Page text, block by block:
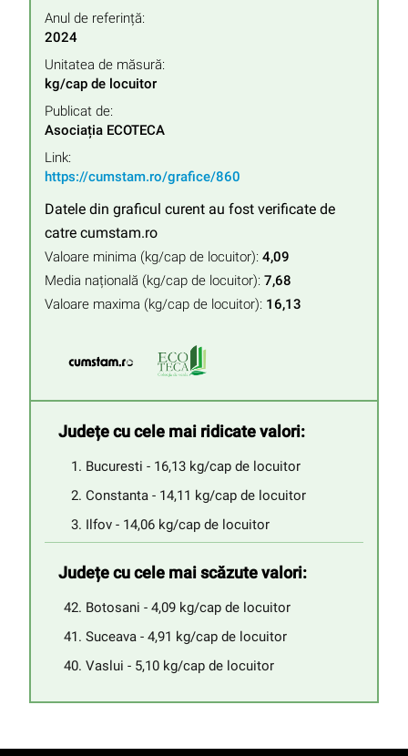
Anul de referință:
2024
Unitatea de măsură:
kg/cap de locuitor
Publicat de:
Asociația ECOTECA
Link:
https://cumstam.ro/grafice/860
Datele din graficul curent au fost verificate de
catre cumstam.ro
Valoare minima (kg/cap de locuitor): 4,09
Media națională (kg/cap de locuitor): 7,68
Valoare maxima (kg/cap de locuitor): 16,13
Județe cu cele mai ridicate valori:
Bucuresti - 16,13 kg/cap de locuitor
Constanta - 14,11 kg/cap de locuitor
Ilfov - 14,06 kg/cap de locuitor
Județe cu cele mai scăzute valori:
Botosani - 4,09 kg/cap de locuitor
Suceava - 4,91 kg/cap de locuitor
Vaslui - 5,10 kg/cap de locuitor